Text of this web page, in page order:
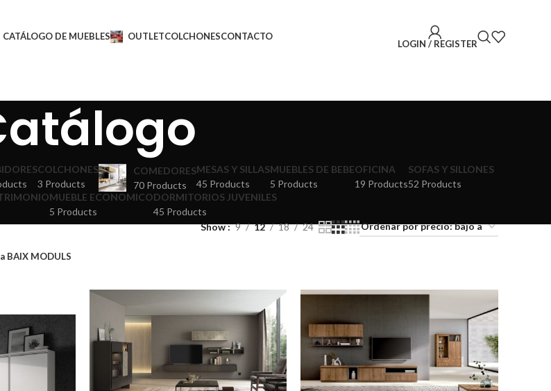
CATÁLOGO DE MUEBLES OUTLETCOLCHONESCONTACTO
LOGIN / REGISTER
COLCHONES
3 Products
COMEDORES
70 Products
MESAS Y SILLAS
45 Products
MUEBLES DE BEBE
5 Products
OFICINA
19 Products
SOFAS Y SILLONES
52 Products
MUEBLE ECONOMICO
5 Products
DORMITORIOS JUVENILES
45 Products
Show 9 12 18 24
BAIX MODULS